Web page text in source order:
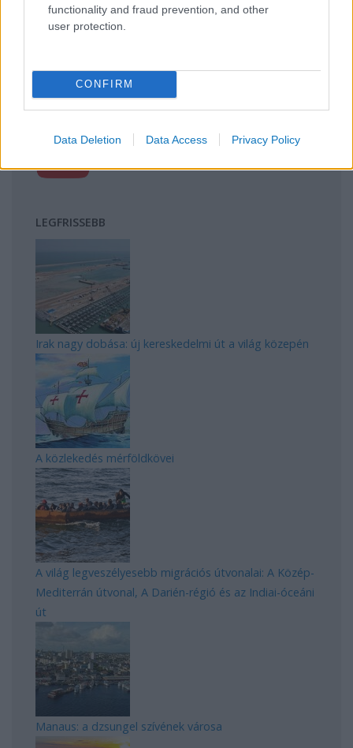
functionality and fraud prevention, and other
user protection.
CONFIRM
Data Deletion Data Access Privacy Policy
A világ legveszélyesebb migrációs útvonalai: A
Közép-Mediterrán útvonal, A Darién-régió és az
A közlekedés mérföldkövei
FACEBOOK
LEGFRISSEBB
Irak nagy dobása: új kereskedelmi út a világ közepén
A közlekedés mérföldkövei
A világ legveszélyesebb migrációs útvonalai: A Közép-
Mediterrán útvonal, A Darién-régió és az Indiai-óceáni
út
Manaus: a dzsungel szívének városa